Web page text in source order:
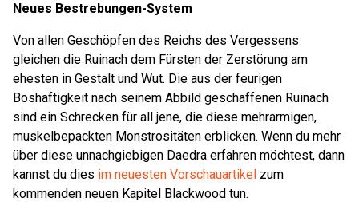
Neues Bestrebungen-System
Von allen Geschöpfen des Reichs des Vergessens
gleichen die Ruinach dem Fürsten der Zerstörung am
ehesten in Gestalt und Wut. Die aus der feurigen
Boshaftigkeit nach seinem Abbild geschaffenen Ruinach
sind ein Schrecken für all jene, die diese mehrarmigen,
muskelbepackten Monstrositäten erblicken. Wenn du mehr
über diese unnachgiebigen Daedra erfahren möchtest, dann
kannst du dies im neuesten Vorschauartikel zum
kommenden neuen Kapitel Blackwood tun.